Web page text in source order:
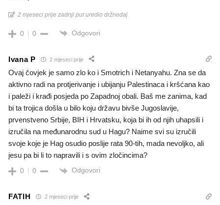
2 mjeseci prije zadnji put uredio držnedaj
0 0 Odgovori
Ivana P 2 mjeseci prije
Ovaj čovjek je samo zlo ko i Smotrich i Netanyahu. Zna se da
aktivno radi na protjerivanje i ubijanju Palestinaca i kršćana kao
i paleži i krađi posjeda po Zapadnoj obali. Baš me zanima, kad
bi ta trojica došla u bilo koju državu bivše Jugoslavije,
prvenstveno Srbije, BIH i Hrvatsku, koja bi ih od njih uhapsili i
izručila na međunarodnu sud u Hagu? Naime svi su izručili
svoje koje je Hag osudio poslije rata 90-tih, mada nevoljko, ali
jesu pa bi li to napravili i s ovim zločincima?
0 0 Odgovori
FATIH 2 mjeseci prije